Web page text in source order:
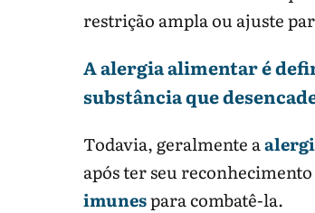
restrição ampla ou ajuste
A alergia alimentar é
substância que
Todavia, geralmente a
após ter seu
imunespara combatê-la.